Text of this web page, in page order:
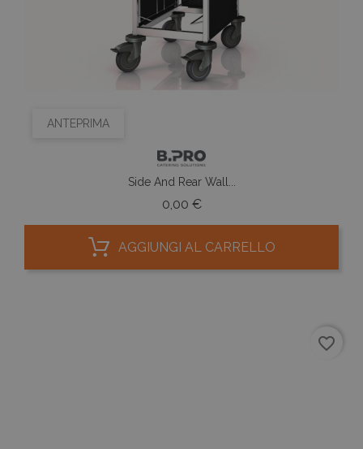
ANTEPRIMA
Side And Rear Wall...
0,00 €Prezzo
AGGIUNGI AL CARRELLO
favorite_border